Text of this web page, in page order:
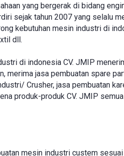
yang bergerak di bidang
sejak tahun 2007 yang selalu
kebutuhan mesin industri di
dll.
di indonesia CV. JMIP
merima jasa pembuatan spare
Crusher, jasa pembuatan
produk-produk CV. JMIP
mesin industri custem